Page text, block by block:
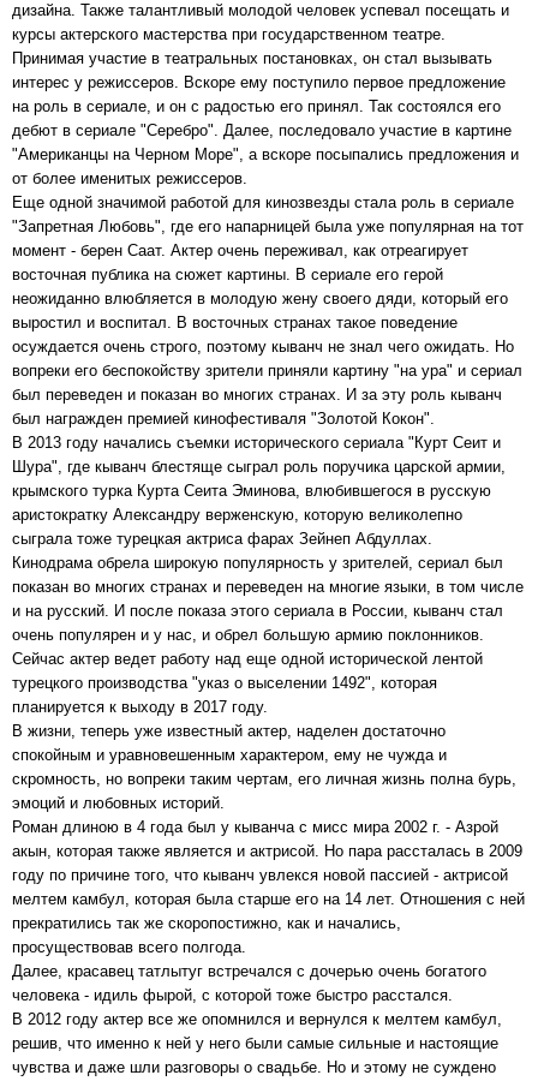
дизайна. Также талантливый молодой человек успевал посещать и
курсы актерского мастерства при государственном театре.
Принимая участие в театральных постановках, он стал вызывать
интерес у режиссеров. Вскоре ему поступило первое предложение
на роль в сериале, и он с радостью его принял. Так состоялся его
дебют в сериале "Серебро". Далее, последовало участие в картине
"Американцы на Черном Море", а вскоре посыпались предложения и
от более именитых режиссеров.
Еще одной значимой работой для кинозвезды стала роль в сериале
"Запретная Любовь", где его напарницей была уже популярная на тот
момент - берен Саат. Актер очень переживал, как отреагирует
восточная публика на сюжет картины. В сериале его герой
неожиданно влюбляется в молодую жену своего дяди, который его
выростил и воспитал. В восточных странах такое поведение
осуждается очень строго, поэтому кыванч не знал чего ожидать. Но
вопреки его беспокойству зрители приняли картину "на ура" и сериал
был переведен и показан во многих странах. И за эту роль кыванч
был награжден премией кинофестиваля "Золотой Кокон".
В 2013 году начались съемки исторического сериала "Курт Сеит и
Шура", где кыванч блестяще сыграл роль поручика царской армии,
крымского турка Курта Сеита Эминова, влюбившегося в русскую
аристократку Александру верженскую, которую великолепно
сыграла тоже турецкая актриса фарах Зейнеп Абдуллах.
Кинодрама обрела широкую популярность у зрителей, сериал был
показан во многих странах и переведен на многие языки, в том числе
и на русский. И после показа этого сериала в России, кыванч стал
очень популярен и у нас, и обрел большую армию поклонников.
Сейчас актер ведет работу над еще одной исторической лентой
турецкого производства "указ о выселении 1492", которая
планируется к выходу в 2017 году.
В жизни, теперь уже известный актер, наделен достаточно
спокойным и уравновешенным характером, ему не чужда и
скромность, но вопреки таким чертам, его личная жизнь полна бурь,
эмоций и любовных историй.
Роман длиною в 4 года был у кыванча с мисс мира 2002 г. - Азрой
акын, которая также является и актрисой. Но пара рассталась в 2009
году по причине того, что кыванч увлекся новой пассией - актрисой
мелтем камбул, которая была старше его на 14 лет. Отношения с ней
прекратились так же скоропостижно, как и начались,
просуществовав всего полгода.
Далее, красавец татлытуг встречался с дочерью очень богатого
человека - идиль фырой, с которой тоже быстро расстался.
В 2012 году актер все же опомнился и вернулся к мелтем камбул,
решив, что именно к ней у него были самые сильные и настоящие
чувства и даже шли разговоры о свадьбе. Но и этому не суждено